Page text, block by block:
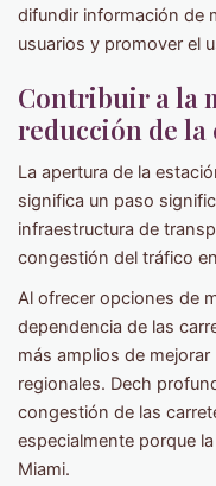
difundir información de
usuarios y promover el
Contribuir a la
reducción de la
La apertura de la
significa un paso
infraestructura de
congestión del tráfico
Al ofrecer opciones de
dependencia de las
más amplios de
regionales. Dech
congestión de las
especialmente porque
Miami.